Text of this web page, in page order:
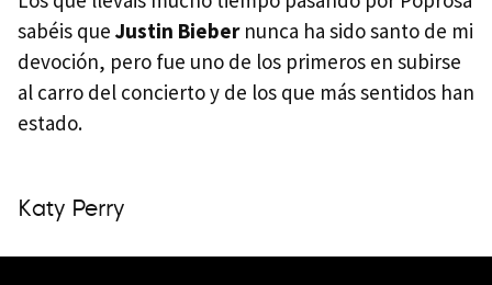
sabéis que Justin Biebernunca ha sido santo de mi
devoción, pero fue uno de los primeros en subirse
al carro del concierto y de los que más sentidos han
estado.
Katy Perry